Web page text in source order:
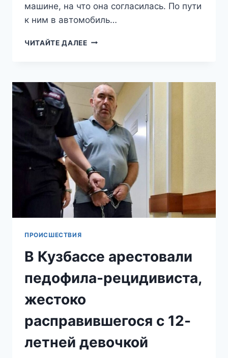
машине, на что она согласилась. По пути
к ним в автомобиль…
ЧИТАЙТЕ ДАЛЕЕ«ЗАМАНИВАЛИ
ОБЩИНА
ЗАДЕРЖАЛА
МИГРАНТОВ-
ПЕДОФИЛОВ,
ОХОТИВШИХСЯ
НА
ДЕВОЧЕК
В
ПОДМОСКОВНОМ
ЧЕХОВЕ
ПРОИСШЕСТВИЯ
В Кузбассе арестовали
педофила-рецидивиста,
жестоко
расправившегося с 12-
летней девочкой